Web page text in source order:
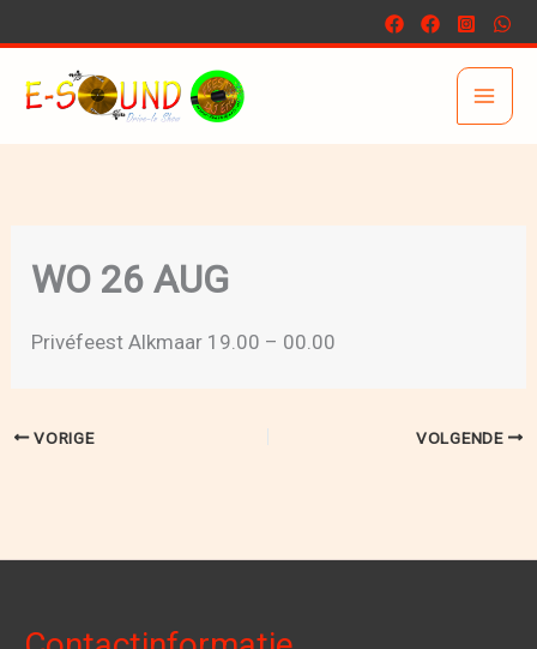
naar
inhoud
WO 26 AUG
Privéfeest Alkmaar 19.00 – 00.00
VORIGE VOLGENDE